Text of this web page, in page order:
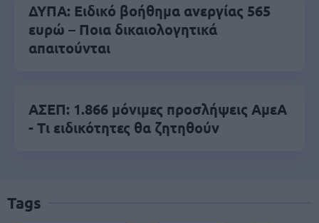
ΔΥΠΑ: Ειδικό βοήθημα ανεργίας 565
ευρώ – Ποια δικαιολογητικά
απαιτούνται
ΑΣΕΠ: 1.866 μόνιμες προσλήψεις ΑμεΑ
- Τι ειδικότητες θα ζητηθούν
Tags